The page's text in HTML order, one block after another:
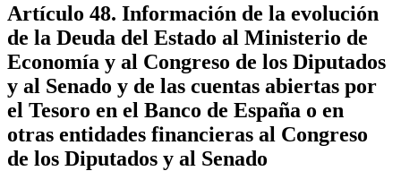
Artículo 48. Información de la evolución
de la Deuda del Estado al Ministerio de
Economía y al Congreso de los Diputados
y al Senado y de las cuentas abiertas por
el Tesoro en el Banco de España o en
otras entidades financieras al Congreso
de los Diputados y al Senado